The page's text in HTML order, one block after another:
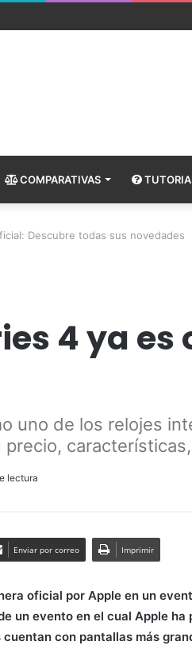
COMPARATIVAS
Descubre todas sus novedades
4 ya
uno de los relojes
lectura
Enviar por correo Imprimir
oficial por Apple en un
un evento en el cual Apple ha
con pantallas más